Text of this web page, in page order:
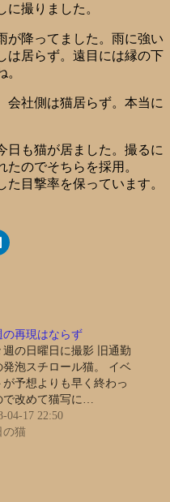
撮りました。
が降ってました。雨に強い
は居らず。遠目には縁の下
会社側は猫居らず。本当に
日も猫が居ました。撮るに
のでそちらを採用。
目撃率を保っています。
の再現はならず
週の日曜日に撮影 旧通勤
発泡スチロール猫。 イベ
が予想よりも早く終わっ
で改めて猫写に…
04-17 22:50
の猫